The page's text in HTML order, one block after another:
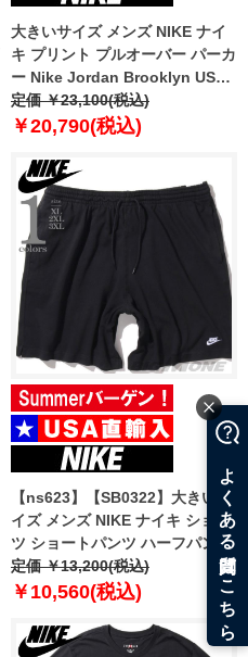
大きいサイズ メンズ NIKE ナイ
キ プリント プルオーバー パーカ
ー Nike Jordan Brooklyn USA
直輸入 fv7297
定価 ￥23,100(税込)
￥20,790(税込)
【ns623】【SB0322】大きいサ
イズ メンズ NIKE ナイキ ショー
ツ ショートパンツ ハーフパンツ
USA直輸入 fq4359
定価 ￥13,200(税込)
￥10,560(税込)